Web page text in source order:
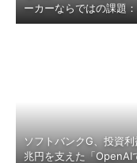
ーカーならではの課題
ソフトバンクG、投資利
兆円を支えた「OpenAI